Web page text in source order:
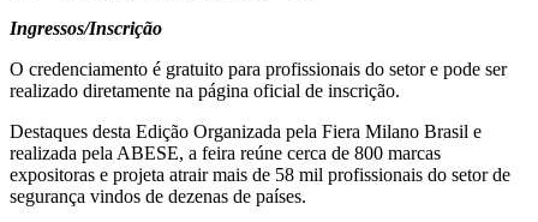
Ingressos/Inscrição
O credenciamento é gratuito para profissionais do setor e pode ser
realizado diretamente na página oficial de inscrição.
Destaques desta Edição Organizada pela Fiera Milano Brasil e
realizada pela ABESE, a feira reúne cerca de 800 marcas
expositoras e projeta atrair mais de 58 mil profissionais do setor de
segurança vindos de dezenas de países.